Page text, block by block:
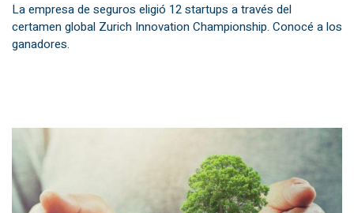
La empresa de seguros eligió 12 startups a través del
certamen global Zurich Innovation Championship. Conocé a los
ganadores.